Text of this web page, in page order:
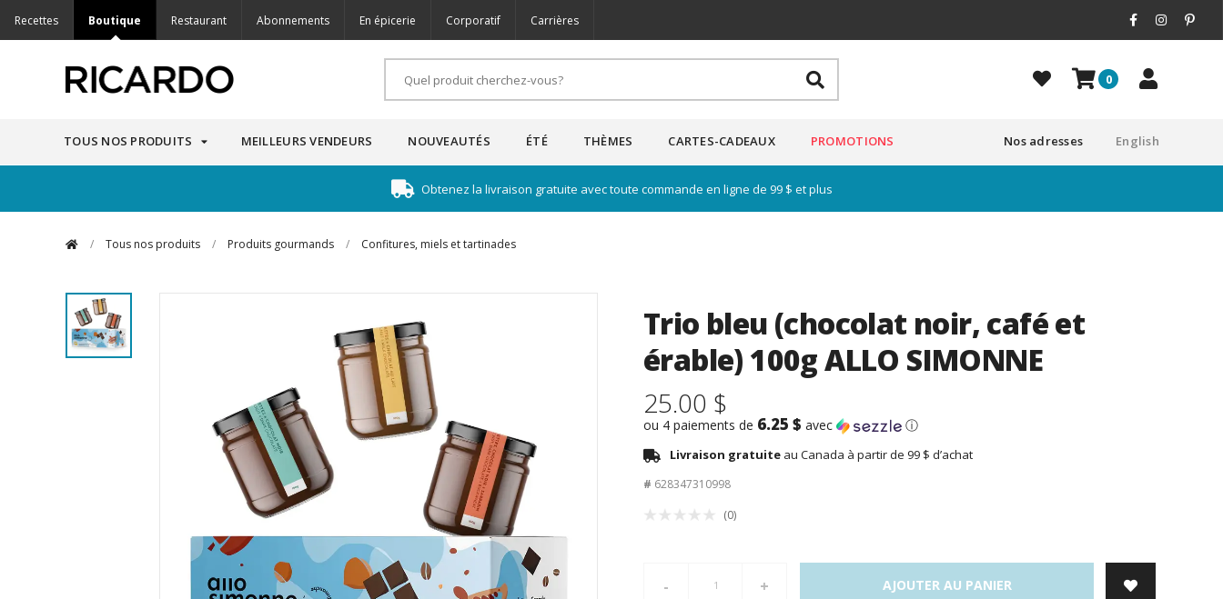
Recettes Boutique Restaurant Abonnements En épicerie Corporatif Carrières
0
TOUS NOS PRODUITS MEILLEURS VENDEURS NOUVEAUTÉS ÉTÉ THÈMES CARTES-CADEAUX PROMOTIONS English
Nos adresses
Obtenez la livraison gratuite avec toute commande en ligne de 99 $ et plus
/ Tous nos produits / Produits gourmands / Confitures, miels et tartinades
Trio bleu (chocolat noir, café et
érable) 100g ALLO SIMONNE
25.00 $
ou 4 paiements de 6.25 $ avec ⓘ
Livraison gratuite au Canada à partir de 99 $ d’achat
# 628347310998
(0)
- + AJOUTER AU PANIER